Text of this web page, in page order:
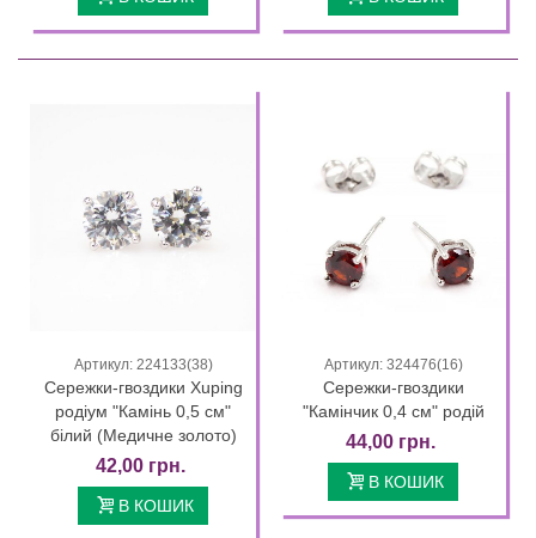
Артикул: 224133(38)
Сережки-гвоздики Xuping
родіум "Камінь 0,5 см"
білий (Медичне золото)
42,00 грн.
В КОШИК
Артикул: 324476(16)
Сережки-гвоздики
"Камінчик 0,4 см" родій
44,00 грн.
В КОШИК